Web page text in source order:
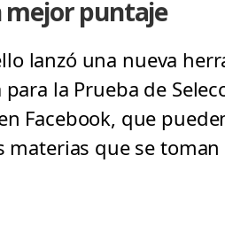
mejor puntaje
lanzó una nueva
la Prueba de
Facebook, que
que se